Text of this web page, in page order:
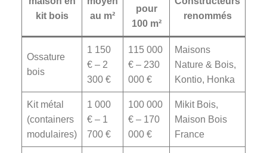
kit bois
au m²
pour
100 m²
renommés
Ossature
bois
1 150
€ – 2
300 €
115 000
€ – 230
000 €
Maisons
Nature & Bois,
Kontio, Honka
Kit métal
(containers
modulaires)
1 000
€ – 1
700 €
100 000
€ – 170
000 €
Mikit Bois,
Maison Bois
France